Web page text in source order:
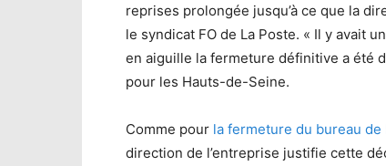
reprises prolongée jusqu’à ce que la
le syndicat FO de La Poste. « Il y avait
en aiguille la fermeture définitive a été
pour les Hauts-de-Seine.
Comme pour la fermeture du bureau de
direction de l’entreprise justifie cette